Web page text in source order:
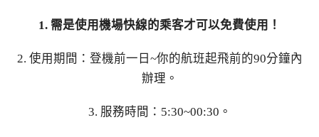
1. 需是使用機場快線的乘客才可以免費使用！
2. 使用期間：登機前一日~你的航班起飛前的90分鐘內
辦理。
3. 服務時間：5:30~00:30。